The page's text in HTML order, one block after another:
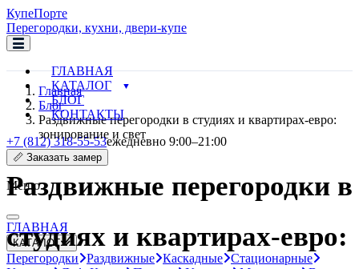
КупеПорте
Перегородки, кухни, двери-купе
ГЛАВНАЯ
КАТАЛОГ
БЛОГ
КОНТАКТЫ
+7 (812) 318-55-53ежедневно 9:00–21:00
📏 Заказать замер
Меню
ГЛАВНАЯ
КАТАЛОГ
Перегородки Раздвижные Каскадные Стационарные
Главная
Блог
Раздвижные перегородки в студиях и квартирах-евро:
зонирование и свет
Раздвижные перегородки в
студиях и квартирах-евро: